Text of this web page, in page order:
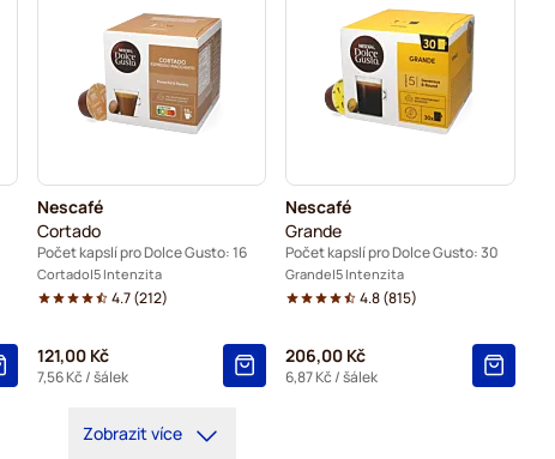
Nescafé
Cortado
Počet kapslí pro Dolce Gusto: 16
Cortado 5 Intenzita
4.7(212)
121,00 Kč
7,56 Kč / šálek
Nescafé
Grande
Počet kapslí pro Dolce Gusto: 30
Grande 5 Intenzita
4.8(815)
206,00 Kč
6,87 Kč / šálek
Zobrazit více